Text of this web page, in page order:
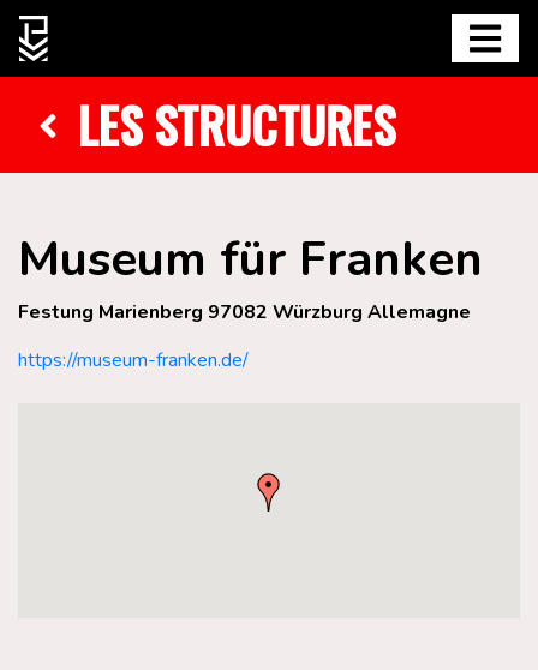
LES STRUCTURES
Museum für Franken
Festung Marienberg 97082 Würzburg Allemagne
https://museum-franken.de/